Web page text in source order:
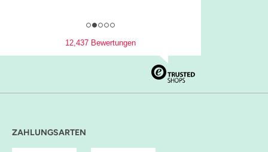
12,437 Bewertungen
ZAHLUNGSARTEN